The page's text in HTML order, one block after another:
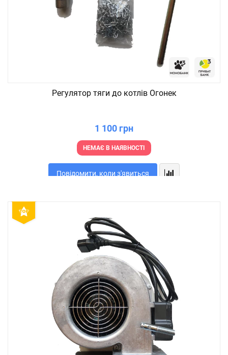
Регулятор тяги до котлів Огонек
1 100 грн
НЕМАЄ В НАЯВНОСТІ
Повідомити, коли з'явиться